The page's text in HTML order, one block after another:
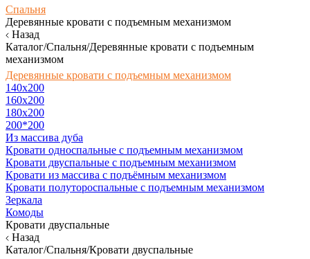
Спальня
Деревянные кровати с подъемным механизмом
Назад
Каталог/Спальня/Деревянные кровати с подъемным
механизмом
Деревянные кровати с подъемным механизмом
140x200
160х200
180х200
200*200
Из массива дуба
Кровати односпальные с подъемным механизмом
Кровати двуспальные с подъемным механизмом
Кровати из массива с подъёмным механизмом
Кровати полутороспальные с подъемным механизмом
Зеркала
Комоды
Кровати двуспальные
Назад
Каталог/Спальня/Кровати двуспальные